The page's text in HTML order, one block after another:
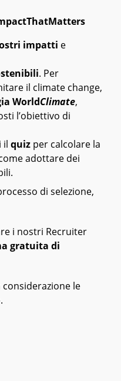
impatti e
. Per
il climate change,
WorldClimate,
l’obiettivo di
il quiz per calcolare la
adottare dei
di selezione,
i nostri Recruiter
gratuita di
le